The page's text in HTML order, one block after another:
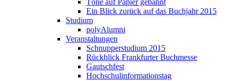
Töne auf Papier gebannt
Ein Blick zurück auf das Buchjahr 2015
Studium
polyAlumni
Veranstaltungen
Schnupperstudium 2015
Rückblick Frankfurter Buchmesse
Gautschfest
Hochschulinformationstag